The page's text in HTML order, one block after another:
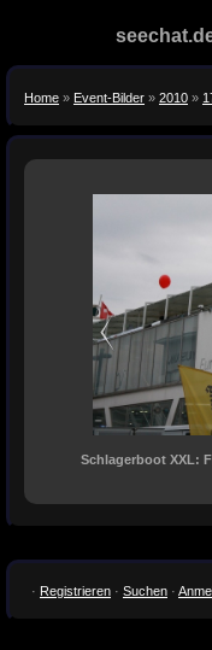
Home » Event-Bilder » 2010 »
Schlagerboot XXL:
· Registrieren · Suchen ·